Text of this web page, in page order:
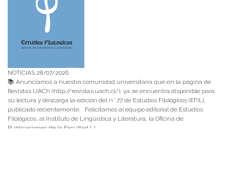
NOTICIAS 28/07/2026
📚 Anunciamos a nuestra comunidad universitaria que en la página de
Revistas UACh (http://revistas.uach.cl/), ya se encuentra disponible para
su lectura y descarga la edición del n° 77 de Estudios Filológicos (EFIL),
publicado recientemente. Felicitamos al equipo editorial de Estudios
Filológicos, al Instituto de Lingüística y Literatura, la Oficina de
Publicaciones de la Facultad […]